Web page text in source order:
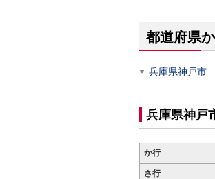
都道府県
兵庫県神戸市
兵庫県神戸
か行
さ行